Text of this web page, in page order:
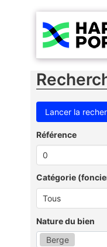
Référence
Catégorie
Nature du bien
Berge